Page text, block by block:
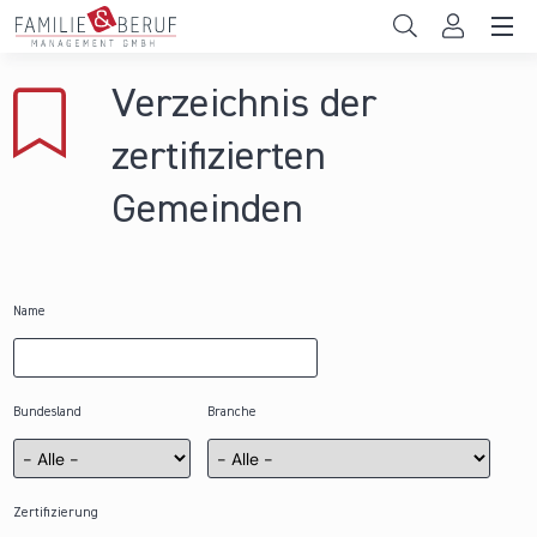
Direkt zum Inhalt
Gemeinden
Hochschulen
Verzeichnis der
zertifizierten
Gemeinden
Name
Bundesland Branche
Zertifizierung